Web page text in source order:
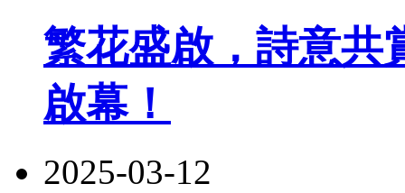
繁花盛啟，詩意共
啟幕！
2025-03-12